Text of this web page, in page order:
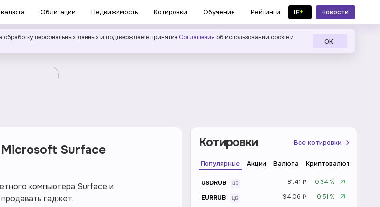
Облигации Недвижимость Котировки Обучение Рейтинги IF+
Новости
в MAX
обработку персональных данных и подтверждаете принятие Соглашения об использовании cookie и
ОК
Microsoft Surface
компьютера Surface и
гаджет.
Котировки Все котировки
Популярные Акции Валюта Криптовалюта
USDRUB 81.41 ₽
0.34 %
EURRUB
94.06 ₽
0.51 %